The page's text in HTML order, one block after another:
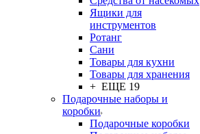
Ящики для
инструментов
Ротанг
Сани
Товары для кухни
Товары для хранения
+ ЕЩЕ 19
Подарочные наборы и
коробки
Подарочные коробки